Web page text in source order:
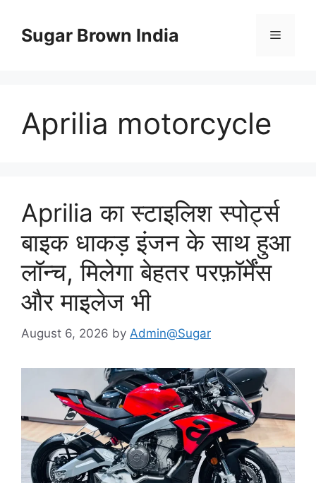
contentSugar Brown India Menu
Aprilia motorcycle
Aprilia का स्टाइलिश स्पोर्ट्स
बाइक धाकड़ इंजन के साथ हुआ
लॉन्च, मिलेगा बेहतर परफ़ॉर्मेंस
और माइलेज भी
August 6, 2026 by Admin@Sugar